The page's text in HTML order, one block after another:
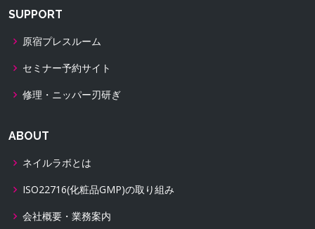
SUPPORT
原宿プレスルーム
セミナー予約サイト
修理・ニッパー刃研ぎ
ABOUT
ネイルラボとは
ISO22716(化粧品GMP)の取り組み
会社概要・業務案内